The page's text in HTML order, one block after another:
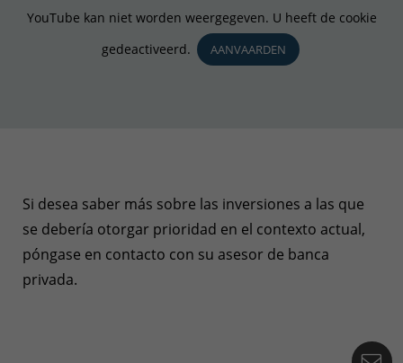
YouTube kan niet worden weergegeven. U heeft de cookie
gedeactiveerd.
AANVAARDEN
Si desea saber más sobre las inversiones a las que
se debería otorgar prioridad en el contexto actual,
póngase en contacto con su asesor de banca
privada.